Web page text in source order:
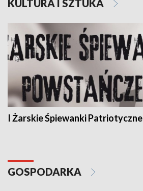
KULTURA I SZTUKA
I Żarskie Śpiewanki Patriotyczne
GOSPODARKA